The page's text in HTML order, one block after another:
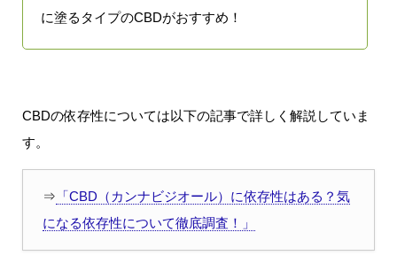
に塗るタイプのCBDがおすすめ！
CBDの依存性については以下の記事で詳しく解説していま
す。
⇒ 「CBD（カンナビジオール）に依存性はある？気
になる依存性について徹底調査！」